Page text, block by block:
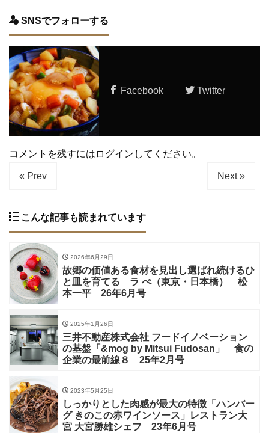
SNSでフォローする
Facebook Twitter
コメントを残すにはログインしてください。
« Prev Next »
こんな記事も読まれています
2026年6月29日
故郷の価値ある食材を見出し選ばれ続けるひ
と皿を育てる ラ ぺ（東京・日本橋） 松
本一平 26年6月号
2025年1月26日
三井不動産株式会社 フードイノベーション
の基盤「&mog by Mitsui Fudosan」 食の
企業の最前線８ 25年2月号
2023年5月25日
しっかりとした肉感が最大の特徴「ハンバー
グ きのこの赤ワインソース」レストラン大
宮 大宮勝雄シェフ 23年6月号